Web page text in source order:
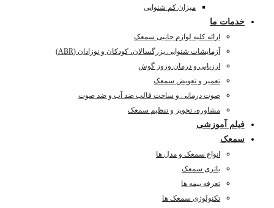
میزان کم شنوایی
خدمات ما
ارائه کلیه لوازم جانبی سمعک
آزمایشات شنوایی بزرگسالان، کودکان و نوزادان (ABR)
ارزیابی و درمان وزوز گوش
تعمیر و تعویض سمعک
صوت درمانی و ساخت قالب ضد آب و ضد صوت
مشاوره، تجویز و تنظیم سمعک
فیلم آموزشی
سمعک
انواع سمعک و مدل ها
باتری سمعک
تعرفه بیمه ها
تکنولوژی سمعک ها